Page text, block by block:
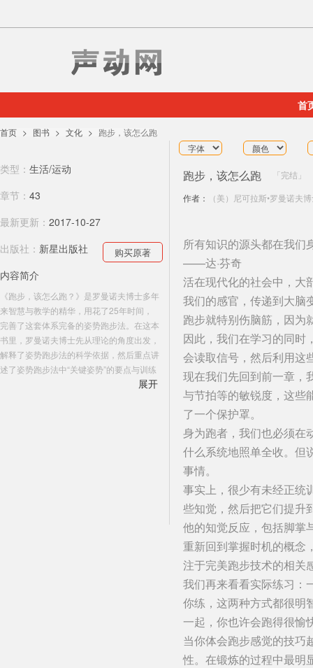
首
首页 图书 文化 跑步，该怎么跑
类型： 生活/运动
章节： 43
最新更新： 2017-10-27
出版社： 新星出版社 购买原著
内容简介
《跑步，该怎么跑？》是罗曼诺夫博士多年
来智慧与教学的精华，用花了25年时间，
完善了这套体系完备的姿势跑步法。在这本
书里，罗曼诺夫博士先从理论的角度出发，
解释了姿势跑步法的科学依据，然后重点讲
述了姿势跑步法中“关键姿势”的要点与训练
方法。 为了确保锻炼者能正确掌握姿势跑
展开
跑步，该怎么跑
完结
作者：
（美）尼可拉斯•罗曼诺夫
所有知识的源头都在我们
——达·芬奇
活在现代化的社会中，大
我们的感官，传递到大脑
跑步就特别伤脑筋，因为
因此，我们在学习的同时
会读取信号，然后利用这
现在我们先回到前一章，
与节拍等的敏锐度，这些
了一个保护罩。
身为跑者，我们也必须在
什么系统地照单全收。但
事情。
事实上，很少有未经正统
些知觉，然后把它们提升
他的知觉反应，包括脚掌
重新回到掌握时机的概念
注于完美跑步技术的相关
我们再来看看实际练习：
你练，这两种方式都很明
一起，你也许会跑得很愉
当你体会跑步感觉的技巧
性。在锻炼的过程中最明